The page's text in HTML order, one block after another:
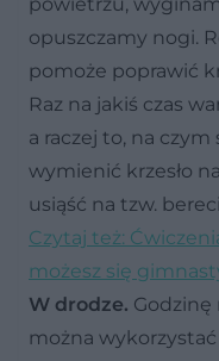
opuszczamy nogi.
pomoże poprawić
Raz na jakiś czas
a raczej to, na
wymienić krzesło
usiąść na tzw.
Czytaj też:
możesz się
W drodze.
można